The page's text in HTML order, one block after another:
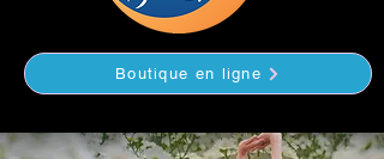
Boutique en ligne